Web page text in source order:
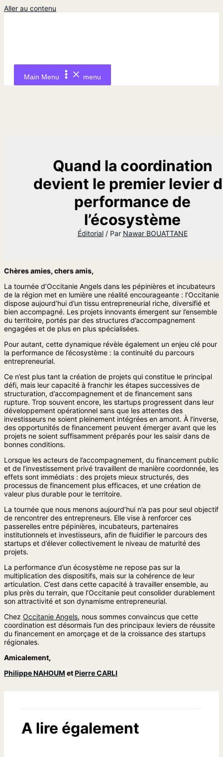
Aller au contenu
Main Menu menu
Quand la coordination
devient le premier levier
performance de
l’écosystème
Éditorial/ Par Nawar BOUATTANE
Chères amies, chers amis,
La tournée d’Occitanie Angels dans les pépinières et incubateurs
de la région met en lumière une réalité encourageante : l’Occitanie
dispose aujourd’hui d’un tissu entrepreneurial riche, diversifié et
bien accompagné. Les projets innovants émergent sur l’ensemble
du territoire, portés par des structures d’accompagnement
engagées et de plus en plus spécialisées.
Pour autant, cette dynamique révèle également un enjeu clé pour
la performance de l’écosystème : la continuité du parcours
entrepreneurial.
Ce n’est plus tant la création de projets qui constitue le principal
défi, mais leur capacité à franchir les étapes successives de
structuration, d’accompagnement et de financement sans
rupture. Trop souvent encore, les startups progressent dans leur
développement opérationnel sans que les attentes des
investisseurs ne soient pleinement intégrées en amont. À l’inverse,
des opportunités de financement peuvent émerger avant que les
projets ne soient suffisamment préparés pour les saisir dans de
bonnes conditions.
Lorsque les acteurs de l’accompagnement, du financement public
et de l’investissement privé travaillent de manière coordonnée, les
effets sont immédiats : des projets mieux structurés, des
processus de financement plus efficaces, et une création de
valeur plus durable pour le territoire.
La tournée que nous menons aujourd’hui n’a pas pour seul objectif
de rencontrer des entrepreneurs. Elle vise à renforcer ces
passerelles entre pépinières, incubateurs, partenaires
institutionnels et investisseurs, afin de fluidifier le parcours des
startups et d’élever collectivement le niveau de maturité des
projets.
La performance d’un écosystème ne repose pas sur la
multiplication des dispositifs, mais sur la cohérence de leur
articulation. C’est dans cette capacité à travailler ensemble, au
plus près du terrain, que l’Occitanie peut consolider durablement
son attractivité et son dynamisme entrepreneurial.
Chez Occitanie Angels, nous sommes convaincus que cette
coordination est désormais l’un des principaux leviers de réussite
du financement en amorçage et de la croissance des startups
régionales.
Amicalement,
Philippe NAHOUM etPierre CARLI
A lire également